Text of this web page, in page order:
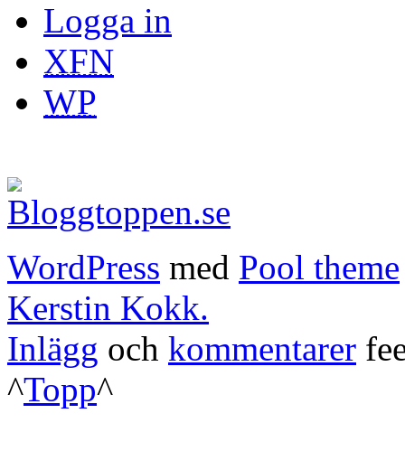
Logga in
XFN
WP
WordPress med Pool theme
Kerstin Kokk.
Inlägg och kommentarer
^Topp^